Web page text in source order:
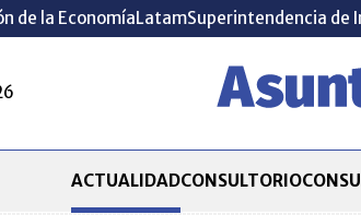
de la EconomíaLatamSuperintendencia de
ACTUALIDADCONSULTORIO